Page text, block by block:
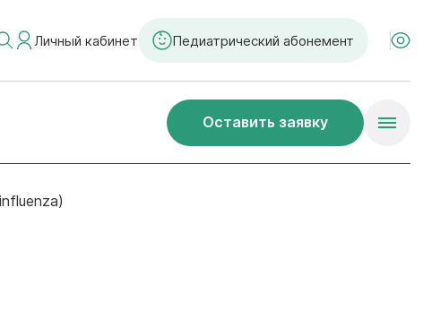
Личный кабинет Педиатрический абонемент
Оставить заявку